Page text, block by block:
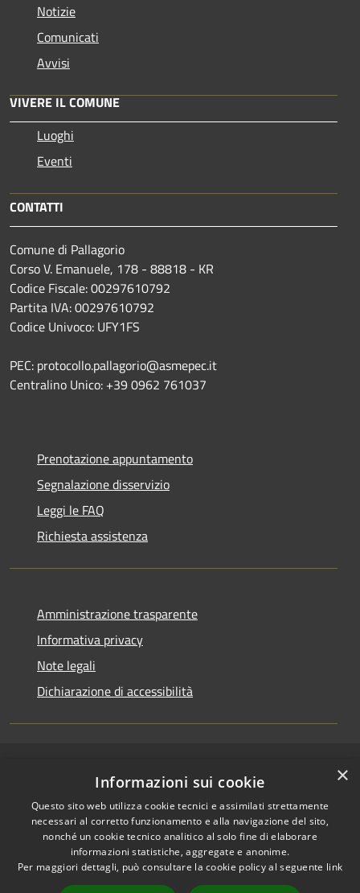
Notizie
Comunicati
Avvisi
VIVERE IL COMUNE
Luoghi
Eventi
CONTATTI
Comune di Pallagorio
Corso V. Emanuele, 178 - 88818 - KR
Codice Fiscale: 00297610792
Partita IVA: 00297610792
Codice Univoco: UFY1FS
PEC: protocollo.pallagorio@asmepec.it
Centralino Unico: +39 0962 761037
Prenotazione appuntamento
Segnalazione disservizio
Leggi le FAQ
Richiesta assistenza
Amministrazione trasparente
Informativa privacy
Note legali
Dichiarazione di accessibilità
Privacy
Cookie
Mappa del sito
Firma digitale
Copyright © 2026 • Comune di
Pallagorio • Powered by
Municipium•Accesso
redazione
×
Informazioni sui cookie
Questo sito web utilizza cookie tecnici e assimilati strettamente
necessari al corretto funzionamento e alla navigazione del sito,
nonché un cookie tecnico analitico al solo fine di elaborare
informazioni statistiche, aggregate e anonime.
Per maggiori dettagli, può consultare la cookie policy al seguente link